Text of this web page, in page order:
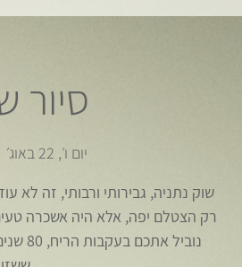
סיור
יום ו׳, 22 באוג׳
שוק נתניה, גבירותי ורבותי, זה לא
רק הצטלם יפה, אלא היה אשכרה